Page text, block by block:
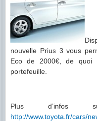
nouvelle Prius 3 vous
Eco de 2000€, de
portefeuille.
Plus
http://www.toyota.fr/cars/